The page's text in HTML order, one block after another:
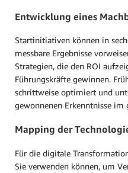
Entwicklung eines
Startinitiativen können in
messbare Ergebnisse
Strategien, die den ROI
Führungskräfte gewinnen.
schrittweise optimiert und
gewonnenen Erkenntnisse
Mapping der
Für die digitale
Sie verwenden können, um